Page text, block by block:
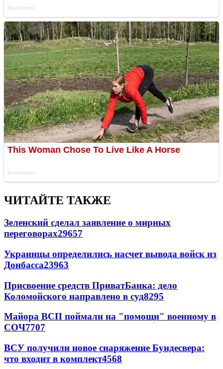
ЧИТАЙТЕ ТАКЖЕ
Зеленский сделал заявление о мирных
переговорах29657
Украинцы определились насчет вывода войск из
Донбасса23963
Присвоение средств ПриватБанка: дело
Коломойского направлено в суд8295
Майора ВСП поймали на "помощи" военному в
СОЧ7707
ВСУ получили новое снаряжение Бундесвера:
что входит в комплект4568